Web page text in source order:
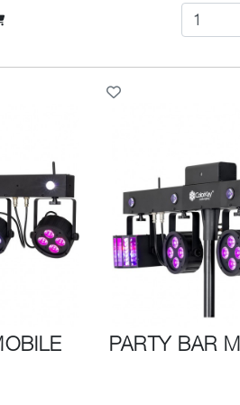
PARTY BAR